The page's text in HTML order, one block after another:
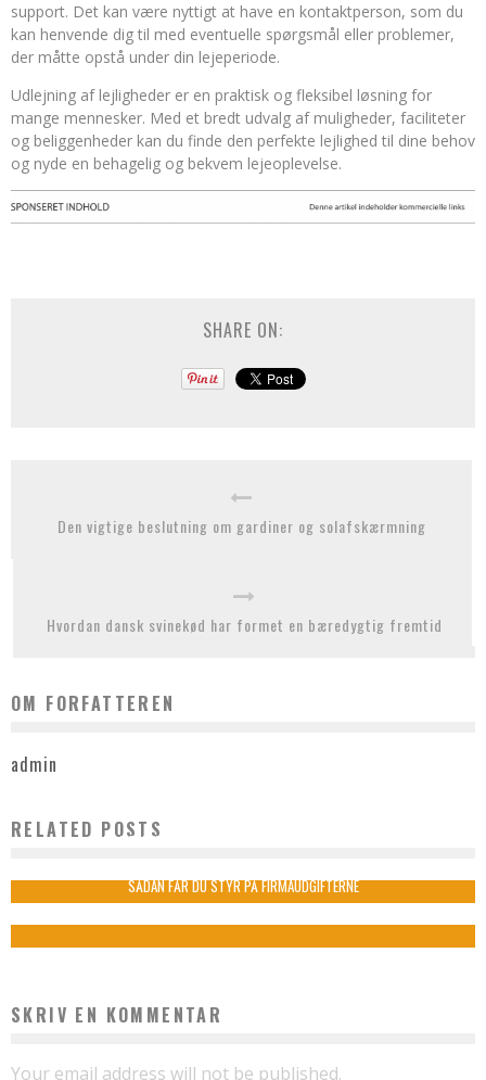
support. Det kan være nyttigt at have en kontaktperson, som du
kan henvende dig til med eventuelle spørgsmål eller problemer,
der måtte opstå under din lejeperiode.
Udlejning af lejligheder er en praktisk og fleksibel løsning for
mange mennesker. Med et bredt udvalg af muligheder, faciliteter
og beliggenheder kan du finde den perfekte lejlighed til dine behov
og nyde en behagelig og bekvem lejeoplevelse.
SHARE ON:
Den vigtige beslutning om gardiner og solafskærmning
Hvordan dansk svinekød har formet en bæredygtig fremtid
OM FORFATTEREN
admin
RELATED POSTSÆGTE TÆPPERENS: DEN HURTIGE LØSNING TIL PRIVATLIVET
SÅDAN FÅR DU STYR PÅ FIRMAUDGIFTERNE
SKRIV EN KOMMENTAR
Your email address will not be published.